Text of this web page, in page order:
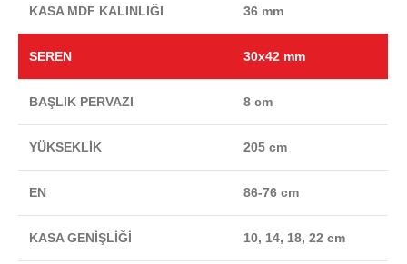
KASA MDF KALINLIĞI 36 mm
SEREN 30x42 mm
BAŞLIK PERVAZI 8 cm
YÜKSEKLİK 205 cm
EN 86-76 cm
KASA GENİŞLİĞİ 10, 14, 18, 22 cm